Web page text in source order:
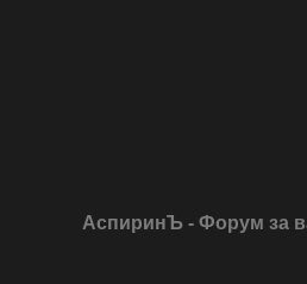
АспиринЪ - Форум за